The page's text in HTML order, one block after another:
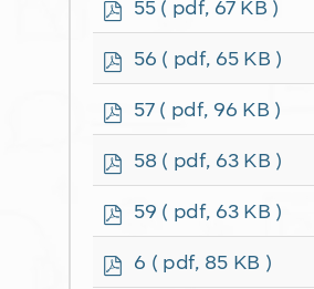
55 ( pdf, 67 KB )
p
56 ( pdf, 65 KB )
p
57 ( pdf, 96 KB )
p
58 ( pdf, 63 KB )
p
59 ( pdf, 63 KB )
p
6 ( pdf, 85 KB )